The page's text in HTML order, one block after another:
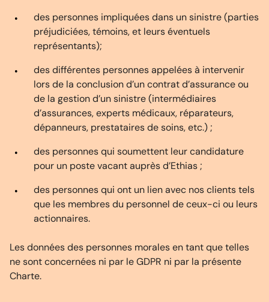
des personnes impliquées dans un sinistre (parties
préjudiciées, témoins, et leurs éventuels
représentants);
des différentes personnes appelées à intervenir
lors de la conclusion d’un contrat d’assurance ou
de la gestion d’un sinistre (intermédiaires
d’assurances, experts médicaux, réparateurs,
dépanneurs, prestataires de soins, etc.) ;
des personnes qui soumettent leur candidature
pour un poste vacant auprès d’Ethias ;
des personnes qui ont un lien avec nos clients tels
que les membres du personnel de ceux-ci ou leurs
actionnaires.
Les données des personnes morales en tant que telles
ne sont concernées ni par le GDPR ni par la présente
Charte.